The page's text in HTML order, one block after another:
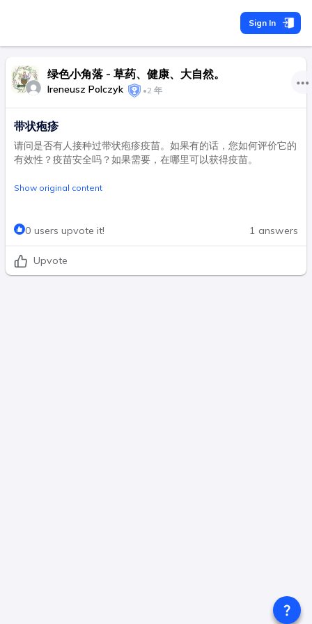
Sign In
绿色小角落 - 草药、健康、大自然。
Ireneusz Polczyk •2 年
带状疱疹
请问是否有人接种过带状疱疹疫苗。如果有的话，您如何评价它的
有效性？疫苗安全吗？如果需要，在哪里可以获得疫苗。
Show original content
0 users upvote it! 1 answers
Upvote